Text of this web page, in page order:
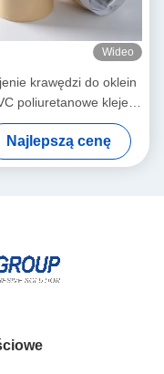
Wideo
krawędzi do oklein
poliuretanowe kleje
PUR do mebli
Najlepszą cenę